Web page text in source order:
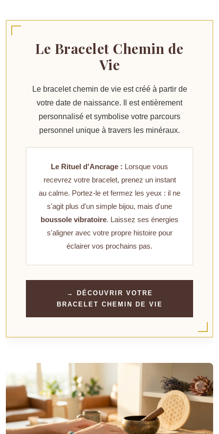
Le Bracelet Chemin de
Vie
Le bracelet chemin de vie est créé à partir de
votre date de naissance. Il estentièrement
personnalisé et symbolise votre parcours
personnel unique à travers les minéraux.
Le Rituel d'Ancrage : Lorsque vous
recevrez votre bracelet, prenez un instant
au calme. Portez-le et fermez les yeux : il ne
s'agit plus d'un simple bijou, mais d'une
boussole vibratoire. Laissez ses énergies
s'aligner avec votre propre histoire pour
éclairer vos prochains pas.
→ DÉCOUVRIR VOTRE
BRACELET CHEMIN DE VIE